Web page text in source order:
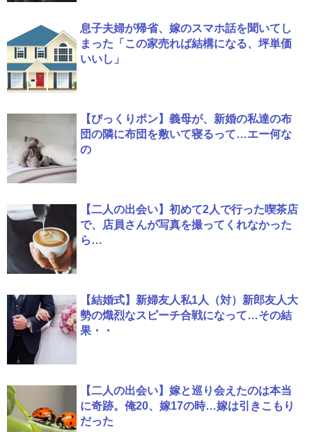
息子夫婦が帰省、嫁のスマホ話を聞いてし
まった「この家売れば結構になる、坪単価
いいし」
【びっくりポン】義母が、新婚の私達の布
団の隣に布団を敷いて寝るって…エー何な
の
【二人の出会い】初めて2人で行った喫茶店
で、店員さんが写真を撮ってくれなかった
ら…
【結婚式】新婦友人私1人（対）新郎友人大
勢の熾烈なスピーチ合戦になって…その結
果・・
【二人の出会い】嫁と巡り会えたのは本当
に奇跡。俺20、嫁17の時…嫁は引きこもり
だった